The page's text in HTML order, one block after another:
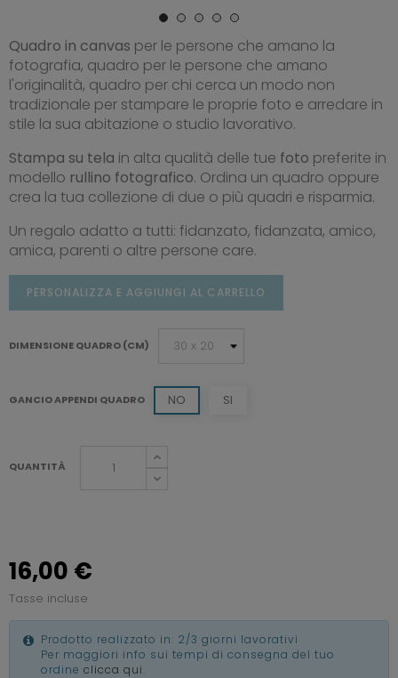
Quadro in canvas per le persone che amano la
fotografia, quadro per le persone che amano
l'originalità, quadro per chi cerca un modo non
tradizionale per stampare le proprie foto e arredare in
stile la sua abitazione o studio lavorativo.
Stampa su tela in alta qualità delle tue foto preferite in
modello rullino fotografico. Ordina un quadro oppure
crea la tua collezione di due o più quadri e risparmia.
Un regalo adatto a tutti: fidanzato, fidanzata, amico,
amica, parenti o altre persone care.
PERSONALIZZA E AGGIUNGI AL CARRELLO
DIMENSIONE QUADRO (CM)
GANCIO APPENDI QUADRO NO SI
QUANTITÀ
16,00 €
Tasse incluse
Prodotto realizzato in: 2/3 giorni lavorativi
Per maggiori info sui tempi di consegna del tuo
ordine clicca qui.